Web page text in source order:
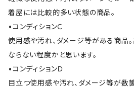
着屋には比較的多い状態の商品。
•コンディションＣ
使用感や汚れ、ダメージ等がある商品
ならない程度かと思います。
•コンディションＤ
目立つ使用感や汚れ、ダメージ等が数